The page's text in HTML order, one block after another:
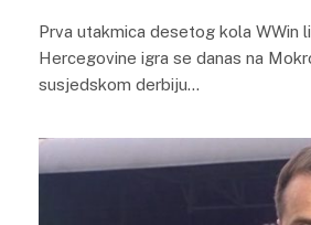
Prva utakmica desetog kola WWin
Hercegovine igra se danas na
susjedskom derbiju…